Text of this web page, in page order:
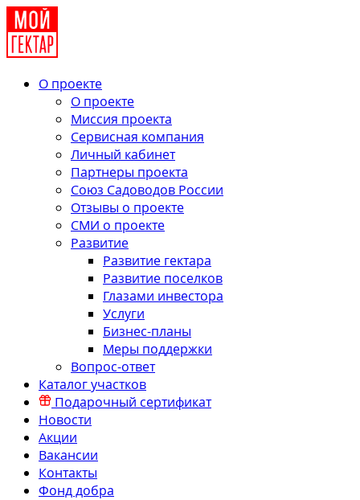
О проекте
О проекте
Миссия проекта
Сервисная компания
Личный кабинет
Партнеры проекта
Союз Садоводов России
Отзывы о проекте
СМИ о проекте
Развитие
Развитие гектара
Развитие поселков
Глазами инвестора
Услуги
Бизнес-планы
Меры поддержки
Вопрос-ответ
Каталог участков
Подарочный сертификат
Новости
Акции
Вакансии
Контакты
Фонд добра